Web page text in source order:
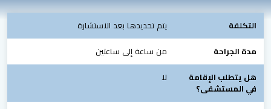
التكلفة يتم تحديدها بعد الاستشارة
مدة الجراحة من ساعة إلى ساعتين
هل يتطلب الإقامة
في المستشفى؟
لا